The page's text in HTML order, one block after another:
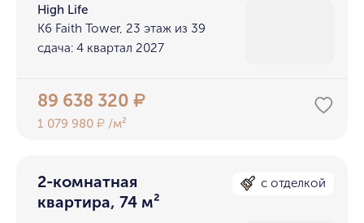
High Life
K6 Faith Tower, 23 этаж из 39
сдача: 4 квартал 2027
89 638 320₽
1 079 980₽ /м²
2-комнатная
квартира, 74 м²
с отделкой